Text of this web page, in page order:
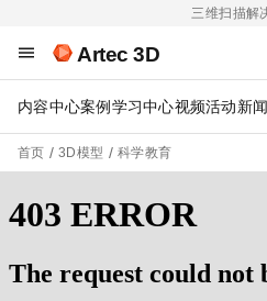
三维扫描解
Artec 3D
内容中心案例 学习中心视频活动新闻
首页 3D模型 科学教育